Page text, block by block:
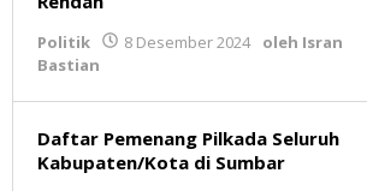
Politik 8 Desember 2024 oleh Isran
Bastian
Daftar Pemenang Pilkada Seluruh
Kabupaten/Kota di Sumbar